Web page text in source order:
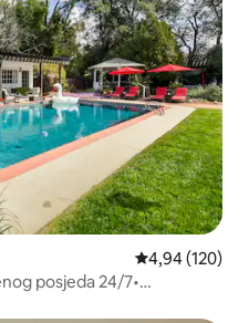
Prosječna
4,94 (120)